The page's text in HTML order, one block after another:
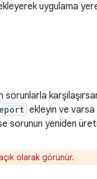
uygulama
ekleyin ve
sorunun yeniden
olarak görünür.